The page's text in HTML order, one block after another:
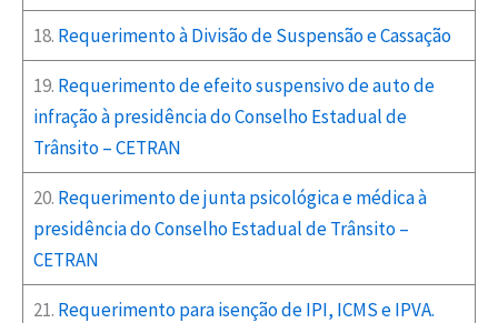
18. Requerimento à Divisão de Suspensão e Cassação
19. Requerimento de efeito suspensivo de auto de
infração à presidência do Conselho Estadual de
Trânsito – CETRAN
20. Requerimento de junta psicológica e médica à
presidência do Conselho Estadual de Trânsito –
CETRAN
21. Requerimento para isenção de IPI, ICMS e IPVA.